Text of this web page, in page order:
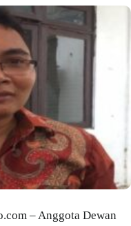
– Anggota Dewan